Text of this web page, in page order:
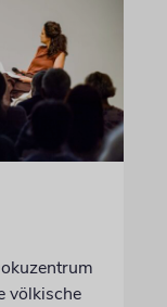
völkische